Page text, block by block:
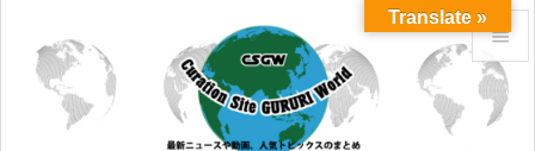


メニュ
Translate »